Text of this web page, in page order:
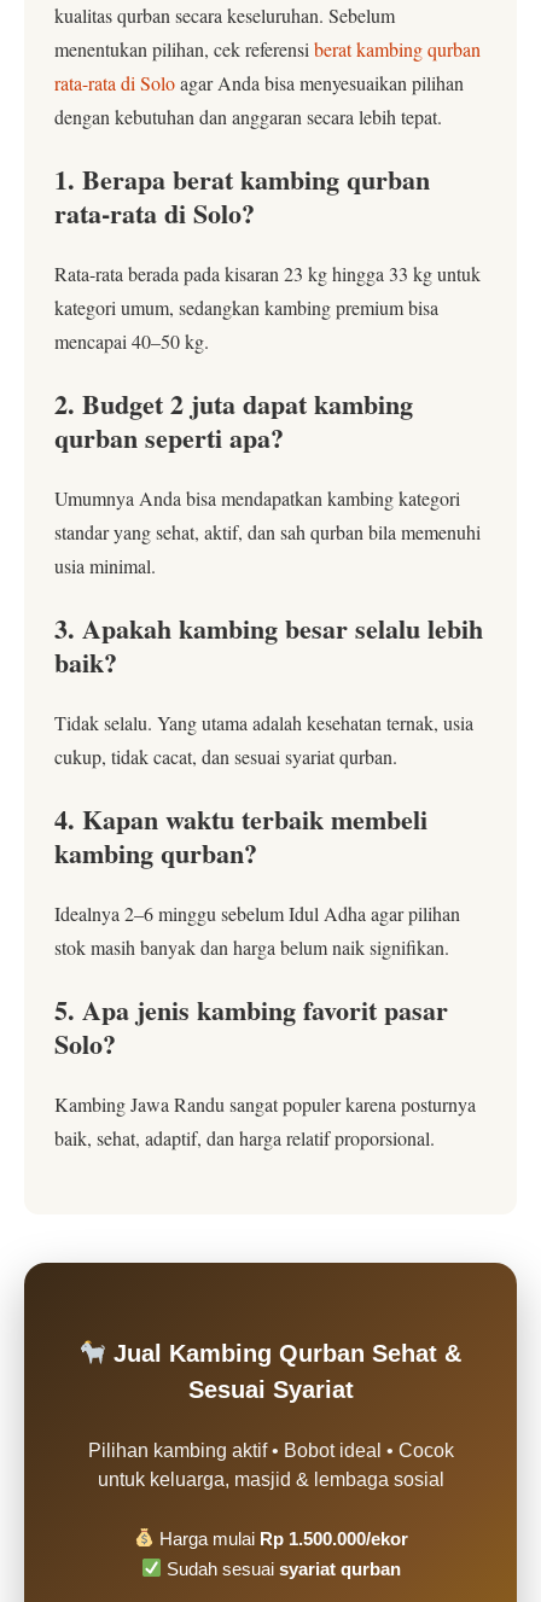
kualitas qurban secara keseluruhan. Sebelum
menentukan pilihan, cek referensi berat kambing qurban
rata-rata di Soloagar Anda bisa menyesuaikan pilihan
dengan kebutuhan dan anggaran secara lebih tepat.
1. Berapa berat kambing qurban
rata-rata di Solo?
Rata-rata berada pada kisaran 23 kg hingga 33 kg untuk
kategori umum, sedangkan kambing premium bisa
mencapai 40–50 kg.
2. Budget 2 juta dapat kambing
qurban seperti apa?
Umumnya Anda bisa mendapatkan kambing kategori
standar yang sehat, aktif, dan sah qurban bila memenuhi
usia minimal.
3. Apakah kambing besar selalu lebih
baik?
Tidak selalu. Yang utama adalah kesehatan ternak, usia
cukup, tidak cacat, dan sesuai syariat qurban.
4. Kapan waktu terbaik membeli
kambing qurban?
Idealnya 2–6 minggu sebelum Idul Adha agar pilihan
stok masih banyak dan harga belum naik signifikan.
5. Apa jenis kambing favorit pasar
Solo?
Kambing Jawa Randu sangat populer karena posturnya
baik, sehat, adaptif, dan harga relatif proporsional.
Jual Kambing Qurban Sehat &
Sesuai Syariat
Pilihan kambing aktif • Bobot ideal • Cocok
untuk keluarga, masjid & lembaga sosial
Harga mulai Rp 1.500.000/ekor
Sudah sesuai syariat qurban